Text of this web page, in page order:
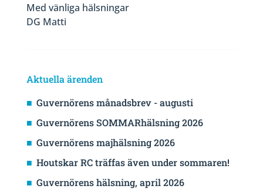
Med vänliga hälsningar
DG Matti
Aktuella ärenden
Guvernörens månadsbrev - augusti
Guvernörens SOMMARhälsning 2026
Guvernörens majhälsning 2026
Houtskar RC träffas även under sommaren!
Guvernörens hälsning, april 2026